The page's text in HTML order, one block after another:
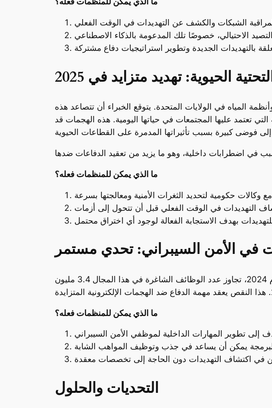
الحيوية: تهديد متزايد في 2025
وأنظمة المياه في الولايات المتحدة. يتوقع الخبراء أن تتصاعد هذه
التي تعتمد عليها المجتمعات في حياتها اليومية. هذه الهجمات قد
ما الذي يمكن للمنظمات فعله؟
في الأمن السيبراني: تحدي مستمر
مع تزايد التهديدات، يواجه مجال الأمن السيبراني نقصًا حادًا في المهارات والخبرات. في عام 2024، تجاوز عدد الوظائف الشاغرة في هذا المجال 3.4 مليون
ما الذي يمكن للمنظمات فعله؟
التحديات والحلول